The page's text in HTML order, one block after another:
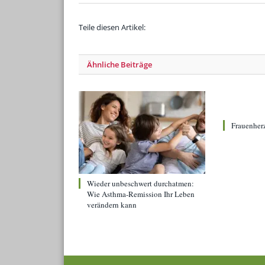
Teile diesen Artikel:
Ähnliche Beiträge
Wieder unbeschwert durchatmen:
Wie Asthma-Remission Ihr Leben
verändern kann